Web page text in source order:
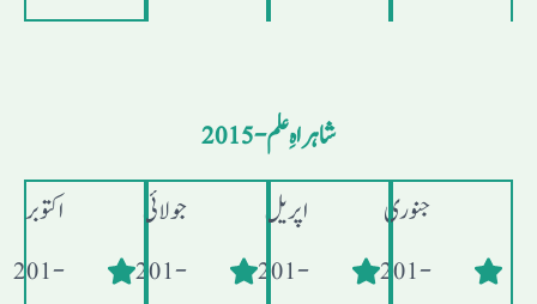
شاہراہِ علم - 2015
جنوری
- 201
اپریل
- 201
جولائی
- 201
اکتوبر
- 201